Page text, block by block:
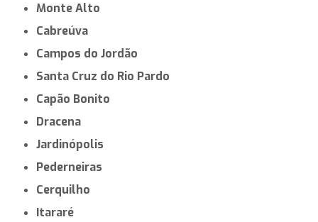
Monte Alto
Cabreúva
Campos do Jordão
Santa Cruz do Rio Pardo
Capão Bonito
Dracena
Jardinópolis
Pederneiras
Cerquilho
Itararé